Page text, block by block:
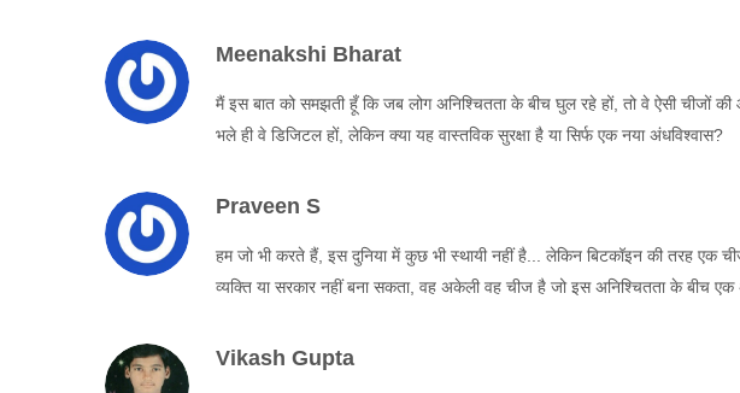
Meenakshi Bharat
मैं इस बात को समझती हूँ कि जब लोग अनिश्चितता के बीच घुल रहे हों, तो वे ऐसी
भले ही वे डिजिटल हों, लेकिन क्या यह वास्तविक सुरक्षा है या सिर्फ एक नया अंधविश्वास?
Praveen S
हम जो भी करते हैं, इस दुनिया में कुछ भी स्थायी नहीं है... लेकिन बिटकॉइन की तरह एक
व्यक्ति या सरकार नहीं बना सकता, वह अकेली वह चीज है जो इस अनिश्चितता के बीच एक
Vikash Gupta